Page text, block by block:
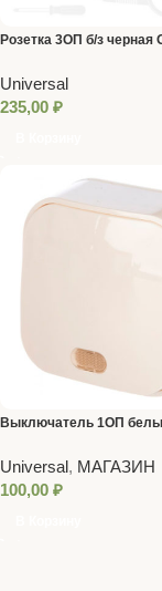
Розетка 3ОП б/з
Universal
235,00 ₽
Выключатель 1ОП
Universal, МАГАЗИН
100,00 ₽